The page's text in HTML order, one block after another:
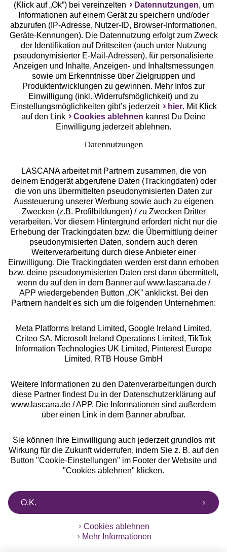
Geprüfte Sicherheit
Unsere Apps
Services
Beratung
Über uns
Rechtliches
Alle Preise inkl. MwSt., zzgl.
Versandkosten
** Bonität vorausgesetzt, berechtigt zur Bonitätsprüfung
(Klick auf „Ok”) bei vereinzelten
Datennutzungen, um
Informationen auf einem Gerät zu speichern und/oder
abzurufen (IP-Adresse, Nutzer-ID, Browser-Informationen,
Geräte-Kennungen). Die Datennutzung erfolgt zum Zweck
der Identifikation auf Drittseiten (auch unter Nutzung
pseudonymisierter E-Mail-Adressen), für personalisierte
Anzeigen und Inhalte, Anzeigen- und Inhaltsmessungen
sowie um Erkenntnisse über Zielgruppen und
Produktentwicklungen zu gewinnen. Mehr Infos zur
Einwilligung (inkl. Widerrufsmöglichkeit) und zu
Einstellungsmöglichkeiten gibt’s jederzeit
hier. Mit Klick
auf den Link
Cookies ablehnen kannst Du Deine
Einwilligung jederzeit ablehnen.
Datennutzungen
LASCANA arbeitet mit Partnern zusammen, die von
deinem Endgerät abgerufene Daten (Trackingdaten) oder
die von uns übermittelten pseudonymisierten Daten zur
Aussteuerung unserer Werbung sowie auch zu eigenen
Zwecken (z.B. Profilbildungen) / zu Zwecken Dritter
verarbeiten. Vor diesem Hintergrund erfordert nicht nur die
Erhebung der Trackingdaten bzw. die Übermittlung deiner
pseudonymisierten Daten, sondern auch deren
Weiterverarbeitung durch diese Anbieter einer
Einwilligung. Die Trackingdaten werden erst dann erhoben
bzw. deine pseudonymisierten Daten erst dann übermittelt,
wenn du auf den in dem Banner auf www.lascana.de /
APP wiedergebenden Button „OK” anklickst. Bei den
Partnern handelt es sich um die folgenden Unternehmen:
Meta Platforms Ireland Limited, Google Ireland Limited,
Criteo SA, Microsoft Ireland Operations Limited, TikTok
Information Technologies UK Limited, Pinterest Europe
Limited, RTB House GmbH
Weitere Informationen zu den Datenverarbeitungen durch
diese Partner findest Du in der Datenschutzerklärung auf
www.lascana.de / APP. Die Informationen sind außerdem
über einen Link in dem Banner abrufbar.
Sie können Ihre Einwilligung auch jederzeit grundlos mit
Wirkung für die Zukunft widerrufen, indem Sie z. B. auf den
Button "Cookie-Einstellungen" im Footer der Website und
"Cookies ablehnen" klicken.
O.K.
Cookies ablehnen
Mehr Informationen